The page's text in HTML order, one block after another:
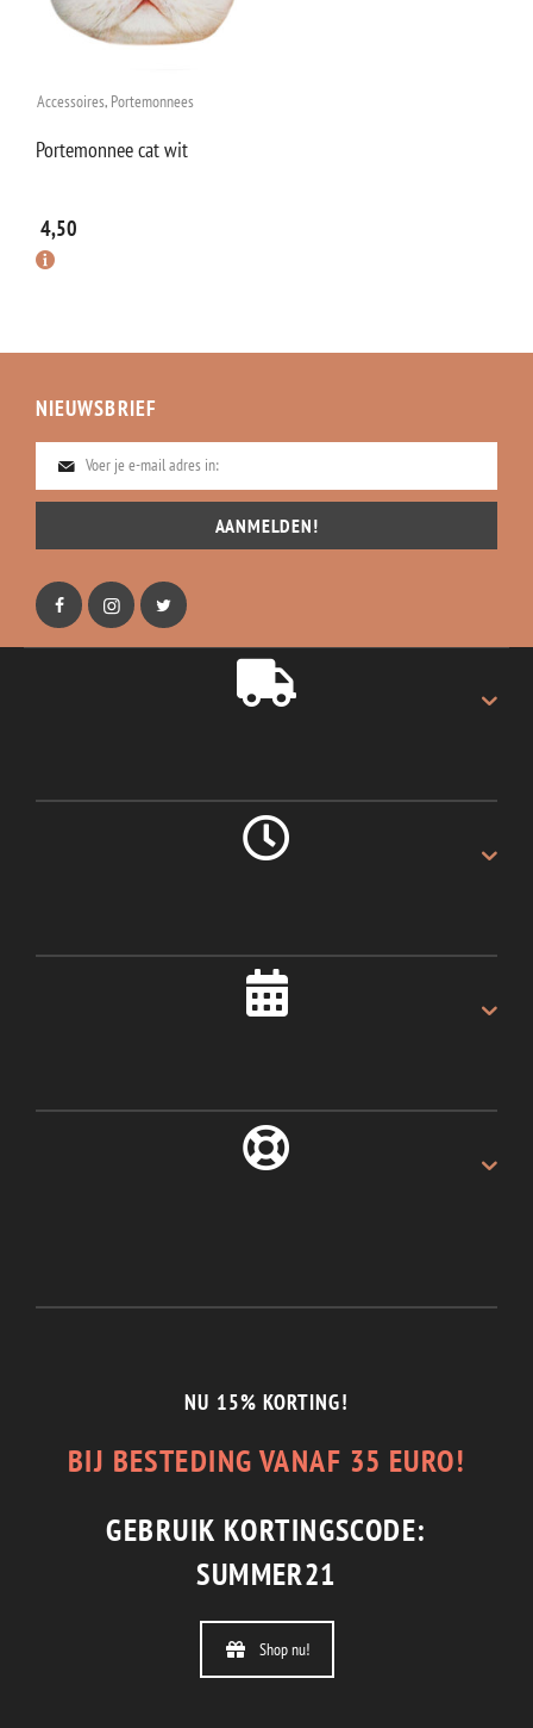
Accessoires, Portemonnees
Portemonnee cat wit
4,50
NIEUWSBRIEF
AANMELDEN!
Gratis verzending op alles.
Als u voor 16:00u besteld.
Recht van retour.
En de beste service.
NU 15% KORTING!
BIJ BESTEDING VANAF 35 EURO!
GEBRUIK KORTINGSCODE:
SUMMER21
Shop nu!